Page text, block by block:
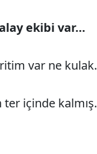
ekibi var…
var ne kulak.
içinde kalmış.